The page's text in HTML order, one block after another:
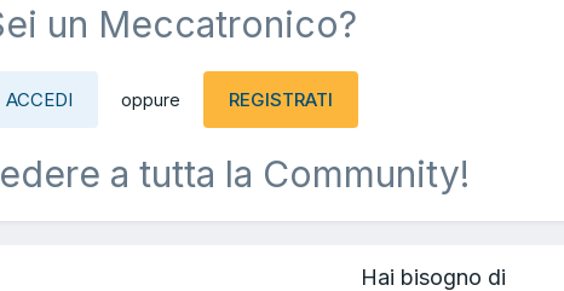
un Meccatronico?
ACCEDI oppure REGISTRATI
a tutta la Community!
Hai bisogno di